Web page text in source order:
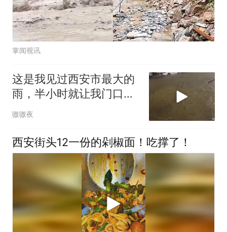
掌闻视讯
这是我见过西安市最大的
雨，半小时就让我门口的
车飘起来了
嗷嗷夜
西安街头12一份的剁椒面！吃撑了！